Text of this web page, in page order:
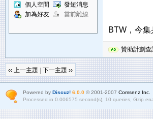
個人空間
發短消息
加為好友
當前離線
BTW，今集
贊助計劃查
‹‹ 上一主題 下一主題 ››
Powered by Discuz! 6.0.0© 2001-2007 Comsenz Inc.
Processed in 0.006575 second(s), 10 queries, Gzip